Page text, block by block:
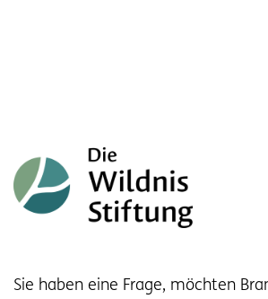
Sie haben eine Frage, möchten